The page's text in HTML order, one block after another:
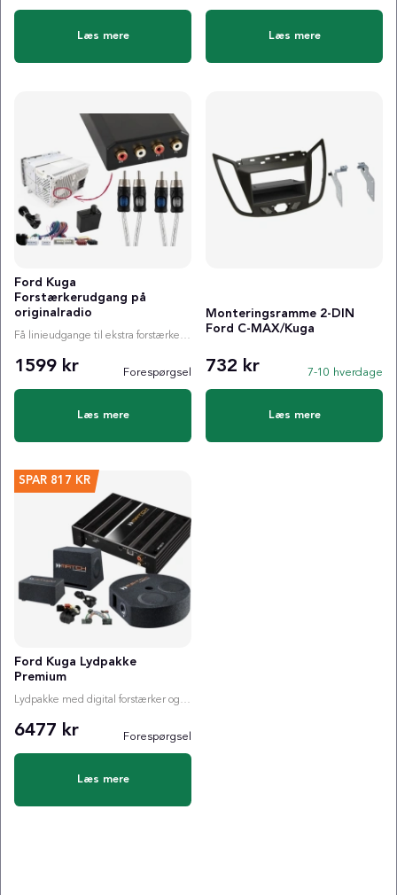
Læs mere Læs mere
Ford Kuga
Forstærkerudgang på
originalradio
Få linieudgange til ekstra forstærker i din Ford Kuga
1599 kr Forespørgsel
Læs mere
Monteringsramme 2-DIN
Ford C-MAX/Kuga
732 kr 7-10 hverdage
Læs mere
SPAR 817 KR
Ford Kuga Lydpakke
Premium
Lydpakke med digital forstærker og valgfri subwoofer
6477 kr Forespørgsel
Læs mere